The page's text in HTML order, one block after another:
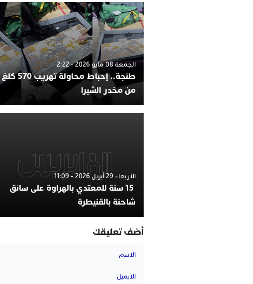
الجمعة 08 مايو 2026 - 2:22
طنجة.. إحباط محاولة تهريب 570 كلغ
من مخدر الشيرا
الأربعاء 29 أبريل 2026 - 11:09
15 سنة للمعتدي بالهراوة على سائق
شاحنة بالقنيطرة
أضف تعليقك